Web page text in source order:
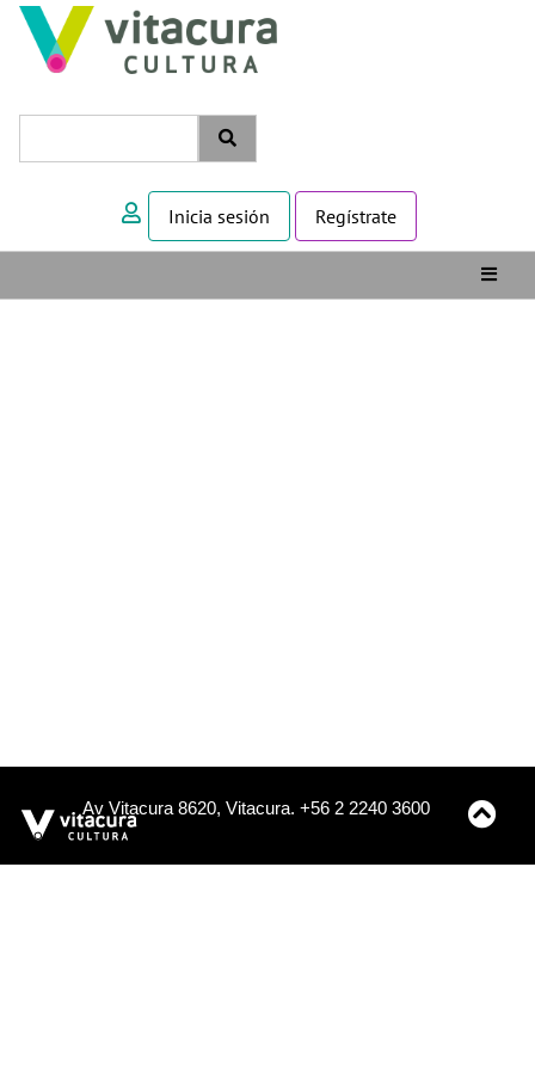
Inicia sesión Regístrate
Av Vitacura 8620, Vitacura. +56 2 2240 3600